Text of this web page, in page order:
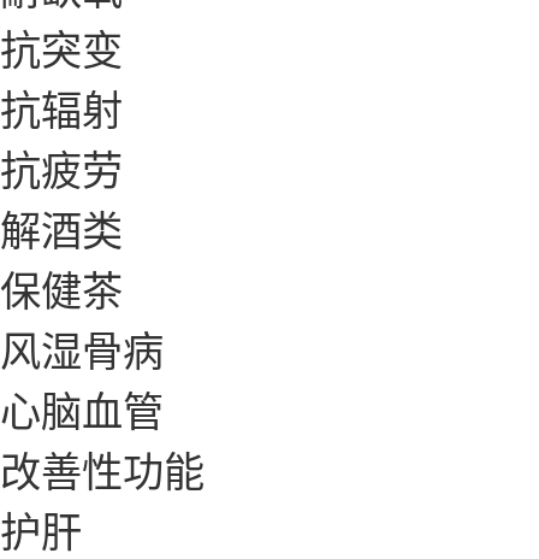
抗突变
抗辐射
抗疲劳
解酒类
保健茶
风湿骨病
心脑血管
改善性功能
护肝